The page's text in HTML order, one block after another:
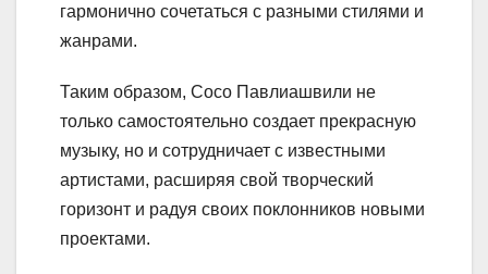
гармонично сочетаться с разными стилями и
жанрами.
Таким образом, Сосо Павлиашвили не
только самостоятельно создает прекрасную
музыку, но и сотрудничает с известными
артистами, расширяя свой творческий
горизонт и радуя своих поклонников новыми
проектами.